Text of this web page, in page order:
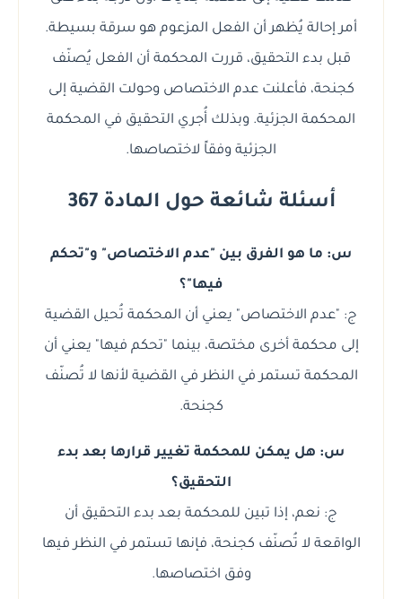
أمر إحالة يُظهر أن الفعل المزعوم هو سرقة بسيطة.
قبل بدء التحقيق، قررت المحكمة أن الفعل يُصنّف
كجنحة، فأعلنت عدم الاختصاص وحولت القضية إلى
المحكمة الجزئية. وبذلك أُجري التحقيق في المحكمة
الجزئية وفقاً لاختصاصها.
أسئلة شائعة حول المادة 367
س: ما هو الفرق بين "عدم الاختصاص" و"تحكم
فيها"؟
ج: "عدم الاختصاص" يعني أن المحكمة تُحيل القضية
إلى محكمة أخرى مختصة، بينما "تحكم فيها" يعني أن
المحكمة تستمر في النظر في القضية لأنها لا تُصنّف
كجنحة.
س: هل يمكن للمحكمة تغيير قرارها بعد بدء
التحقيق؟
ج: نعم، إذا تبين للمحكمة بعد بدء التحقيق أن
الواقعة لا تُصنّف كجنحة، فإنها تستمر في النظر فيها
وفق اختصاصها.